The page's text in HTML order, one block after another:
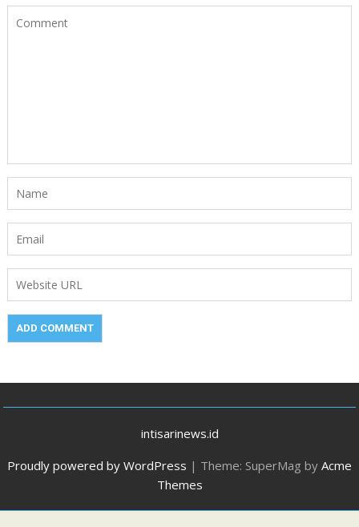
intisarinews.id
Proudly powered by WordPress | Theme: SuperMag by Acme
Themes